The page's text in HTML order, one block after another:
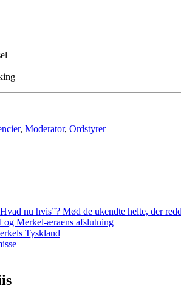
, Moderator, Ordstyrer
nu hvis”? Mød de ukendte helte, der
og Merkel-æraens afslutning
Tyskland